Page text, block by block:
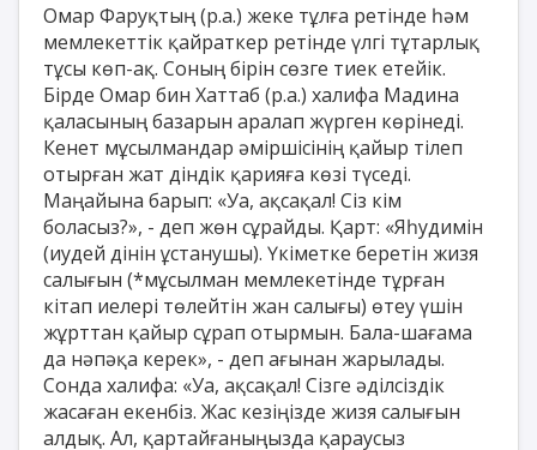
Омар Фаруқтың (р.а.) жеке тұлға ретінде һәм
мемлекеттік қайраткер ретінде үлгі тұтарлық
тұсы көп-ақ. Соның бірін сөзге тиек етейік.
Бірде Омар бин Хаттаб (р.а.) халифа Мадина
қаласының базарын аралап жүрген көрінеді.
Кенет мұсылмандар әміршісінің қайыр тілеп
отырған жат діндік қарияға көзі түседі.
Маңайына барып: «Уа, ақсақал! Сіз кім
боласыз?», - деп жөн сұрайды. Қарт: «Яһудимін
(иудей дінін ұстанушы). Үкіметке беретін жизя
салығын (*мұсылман мемлекетінде тұрған
кітап иелері төлейтін жан салығы) өтеу үшін
жұрттан қайыр сұрап отырмын. Бала-шағама
да нәпәқа керек», - деп ағынан жарылады.
Сонда халифа: «Уа, ақсақал! Сізге әділсіздік
жасаған екенбіз. Жас кезіңізде жизя салығын
алдық. Ал, қартайғаныңызда қараусыз